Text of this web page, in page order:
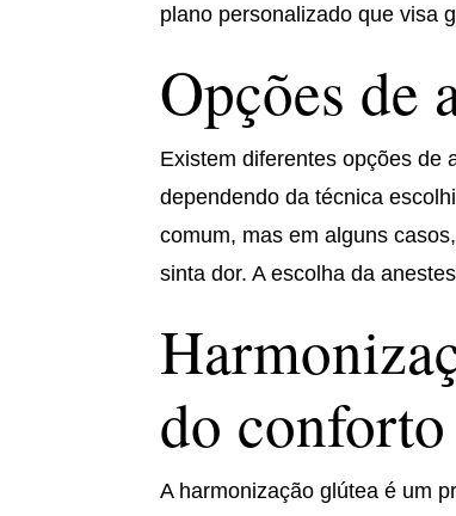
plano personalizado que visa
Opções de
Existem diferentes opções de
dependendo da técnica
comum, mas em alguns
sinta dor. A escolha da
do conforto
A harmonização glútea é um